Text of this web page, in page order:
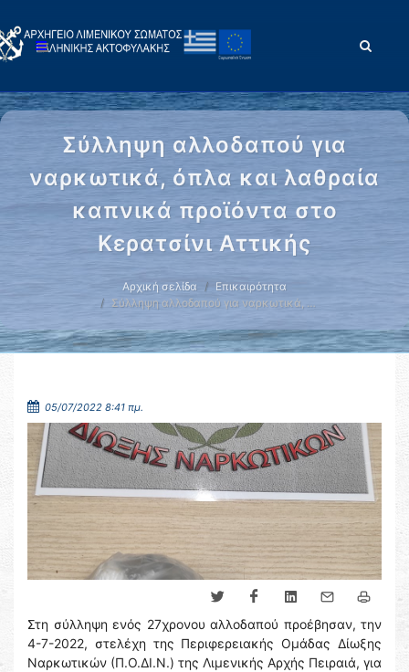
Σύλληψη αλλοδαπού για
ναρκωτικά, όπλα και λαθραία
καπνικά προϊόντα στο
Κερατσίνι Αττικής
Αρχική σελίδα
Επικαιρότητα
Σύλληψη αλλοδαπού για ναρκωτικά, …
05/07/2022 8:41 πμ.
Στη σύλληψη ενός 27χρονου αλλοδαπού προέβησαν, την
4-7-2022, στελέχη της Περιφερειακής Ομάδας Δίωξης
Ναρκωτικών (Π.Ο.ΔΙ.Ν.) της Λιμενικής Αρχής Πειραιά, για